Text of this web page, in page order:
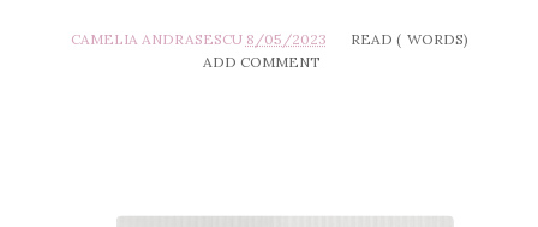
CAMELIA ANDRASESCU 8/05/2023 READ ( WORDS)
ADD COMMENT